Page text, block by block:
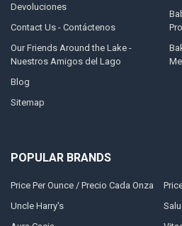
Devoluciones
Contact Us - Contáctenos
Our Friends Around the Lake -
Nuestros Amigos del Lago
Blog
Sitemap
POPULAR BRANDS
Price Per Ounce / Precio Cada Onza
Uncle Harry's